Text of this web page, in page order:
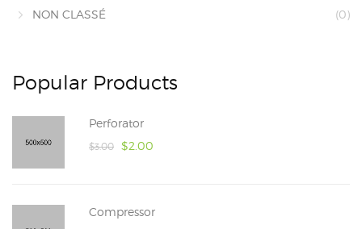
NON CLASSÉ (0)
Popular Products
Perforator
$3.00 $2.00
Compressor